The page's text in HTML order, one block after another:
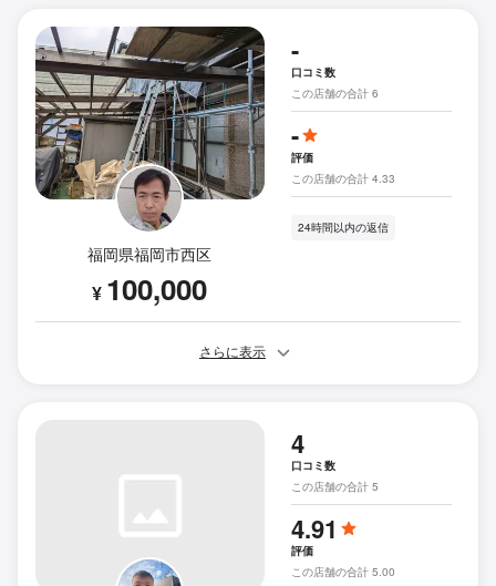
福岡県福岡市西区
¥ 100,000
-
口コミ数
この店舗の合計 6
-
評価
この店舗の合計 4.33
24時間以内の返信
さらに表示
4
口コミ数
この店舗の合計 5
4.91
評価
この店舗の合計 5.00